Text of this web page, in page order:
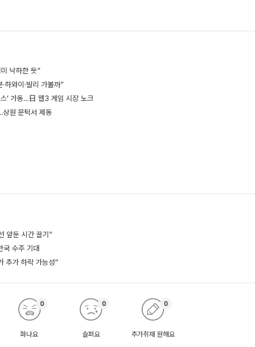
낙하한 듯”
하와이·발리 가볼까”
’ 가동…日 웹3 게임 시장 노크
원 문턱서 제동
앞둔 시간 끌기”
국 수주 기대
추가 하락 가능성”
화나요
0
슬퍼요
0
추가취재 원해요
0